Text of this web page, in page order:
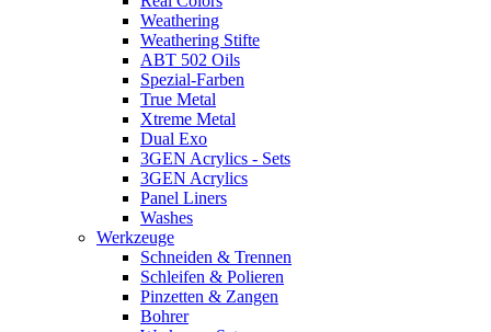
Weathering
Weathering Stifte
ABT 502 Oils
Spezial-Farben
True Metal
Xtreme Metal
Dual Exo
3GEN Acrylics - Sets
3GEN Acrylics
Panel Liners
Washes
Werkzeuge
Schneiden & Trennen
Schleifen & Polieren
Pinzetten & Zangen
Bohrer